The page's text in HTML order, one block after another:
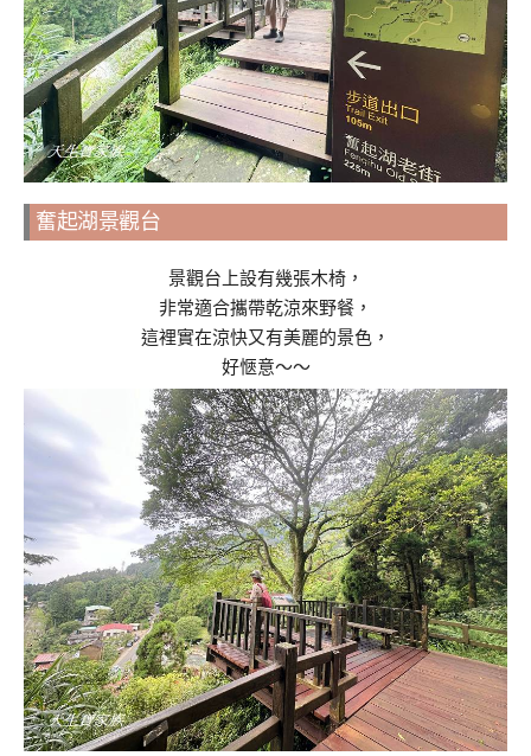
奮起湖景觀台
景觀台上設有幾張木椅，
非常適合攜帶乾涼來野餐，
這裡實在涼快又有美麗的景色，
好愜意～～